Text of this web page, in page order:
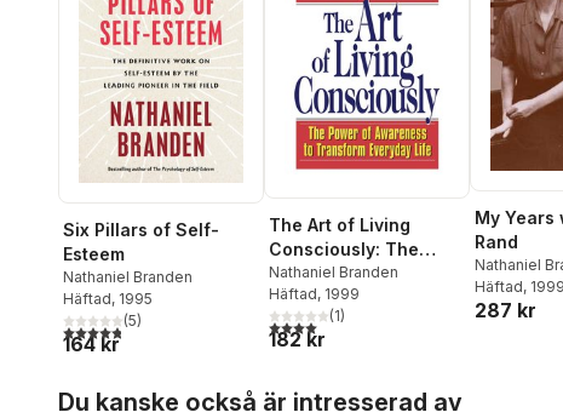
Six Pillars of Self-
Esteem
Nathaniel Branden
Häftad, 1995
4,8utav 5 stjärnor. Totalt antal röster:
(5)
164 kr
The Art of Living
Consciously: The
Power of Awareness
to Transform Everyday
Life
Nathaniel Branden
Häftad, 1999
4,0utav 5 stjärnor. Totalt antal röster:
(1)
182 kr
My Years
Rand
Nathaniel
Häftad, 1999
287 kr
Du kanske också är intresserad av